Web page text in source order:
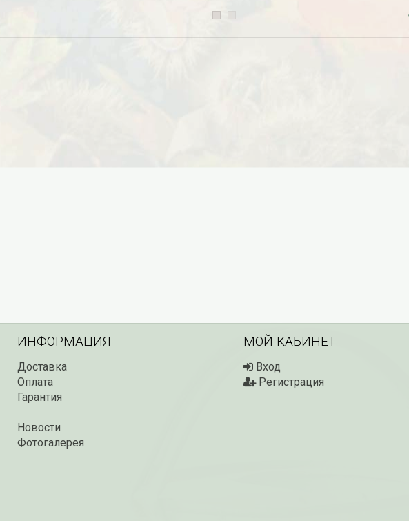
ИНФОРМАЦИЯ
Доставка
Оплата
Гарантия
Новости
Фотогалерея
МОЙ КАБИНЕТ
Вход
Регистрация